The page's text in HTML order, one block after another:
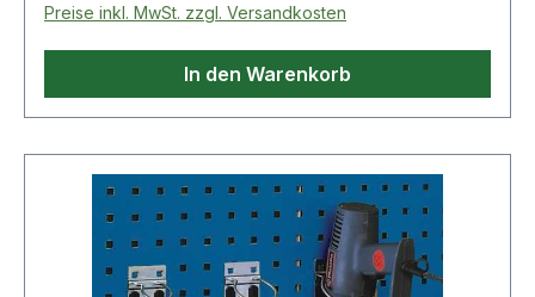
Preise inkl. MwSt. zzgl. Versandkosten
In den Warenkorb